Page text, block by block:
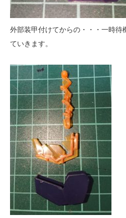
外部装甲付けてからの・・・一時待
ていきます。